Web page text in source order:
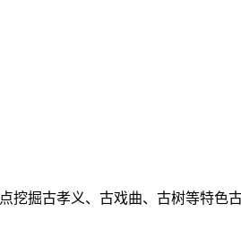
挖掘古孝义、古戏曲、古树等特色